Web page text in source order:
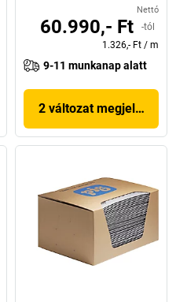
Nettó
60.990,- Ft
-tól
1.326,- Ft / m
9-11 munkanap alatt
2 változat megjelenítése